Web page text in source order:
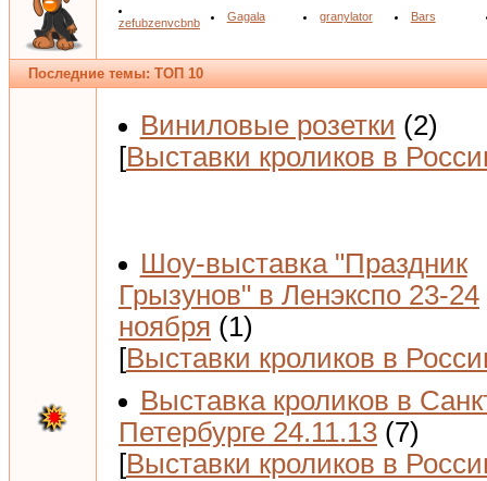
zefubzenvcbnb Gagala granylator Bars
Последние темы: ТОП 10
Виниловые розетки (2)
[Выставки кроликов в
Шоу-выставка "Праздник
Грызунов" в Ленэкспо 23-24
ноября (1)
[Выставки кроликов в
Выставка кроликов в
Петербурге 24.11.13 (7)
[Выставки кроликов в